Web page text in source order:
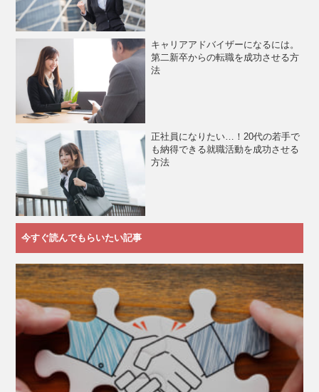
キャリアアドバイザーになるには。
第二新卒からの転職を成功させる方
法
正社員になりたい…！20代の若手で
も納得できる就職活動を成功させる
方法
今すぐ読んでもらいたい記事